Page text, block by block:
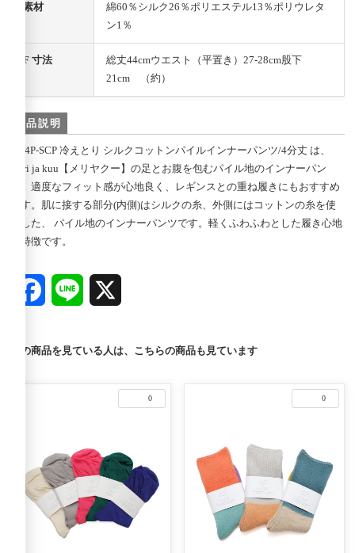
素材
綿60％シルク26％ポリエステル13％ポリウレタ
ン1％
F 寸法
総丈44cmウエスト（平置き）27-28cm股下
21cm （約）
商品説明
mj-4P-SCP 冷えとり シルクコットンパイルインナーパンツ/4分丈 は、
meri ja kuu【メリヤクー】の足とお腹を包むパイル地のインナーパン
ツ。適度なフィット感が心地良く、レギンスとの重ね履きにもおすすめ
です。肌に接する部分(内側)はシルクの糸、外側にはコットンの糸を使
用した、 パイル地のインナーパンツです。軽くふわふわとした履き心地
が特徴です。
FacebookLine
この商品を見ている人は、こちらの商品も見ています
0 0